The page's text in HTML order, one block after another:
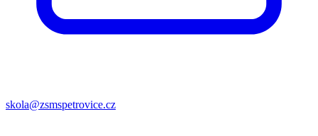
skola@zsmspetrovice.cz